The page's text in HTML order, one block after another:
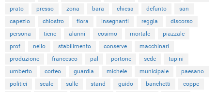
prato
presso zona bara chiesa defunto
san
capezio
chiostro flora insegnanti reggia
discorso
persona
tiene alunni cosimo mortale
piazzale
prof
nello stabilimento conserve
macchinari
produzione
francesco pal portone sede
tupini
umberto
corteo guardia michele municipale
paesano
politici
scale sulle stand guido banchetti
coppe